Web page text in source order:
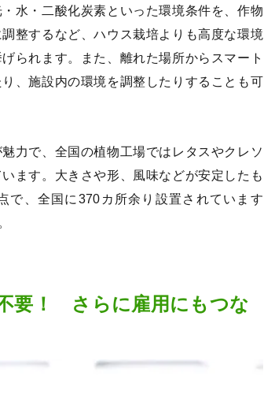
水・二酸化炭素といった環境条件を、作物
整するなど、ハウス栽培よりも高度な環境
られます。また、離れた場所からスマート
、施設内の環境を調整したりすることも可
力で、全国の植物工場ではレタスやクレソ
ます。大きさや形、風味などが安定したも
で、全国に370カ所余り設置されています
要！ さらに雇用にもつな